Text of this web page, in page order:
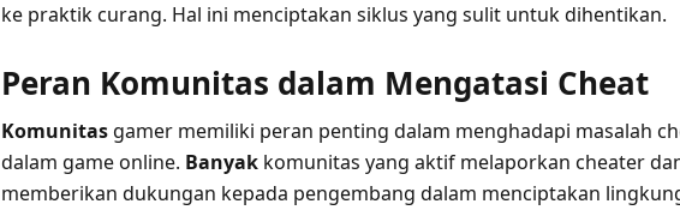
ke praktik curang. Hal ini menciptakan siklus yang sulit untuk dihentikan.
Peran Komunitas dalam Mengatasi Cheat
Komunitas gamer memiliki peran penting dalam menghadapi masalah
dalam game online. Banyak komunitas yang aktif melaporkan cheater
memberikan dukungan kepada pengembang dalam menciptakan